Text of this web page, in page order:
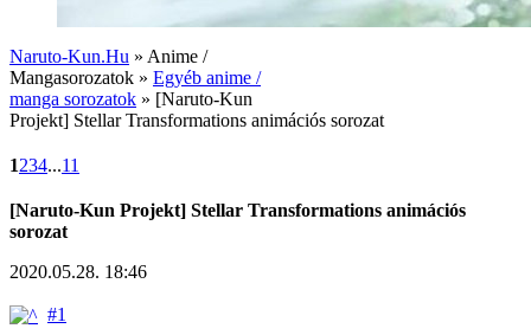
Naruto-Kun.Hu » Anime /
Mangasorozatok » Egyéb anime /
manga sorozatok » [Naruto-Kun
Projekt] Stellar Transformations animációs sorozat
1234...11
[Naruto-Kun Projekt] Stellar Transformations animációs
sorozat
2020.05.28. 18:46
#1